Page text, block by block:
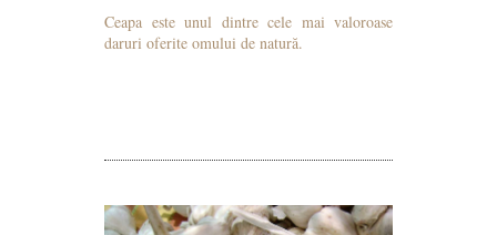
Ceapa este unul dintre cele mai valoroase
daruri oferite omului de natură.